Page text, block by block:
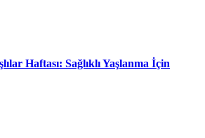
Haftası: Sağlıklı Yaşlanma İçin